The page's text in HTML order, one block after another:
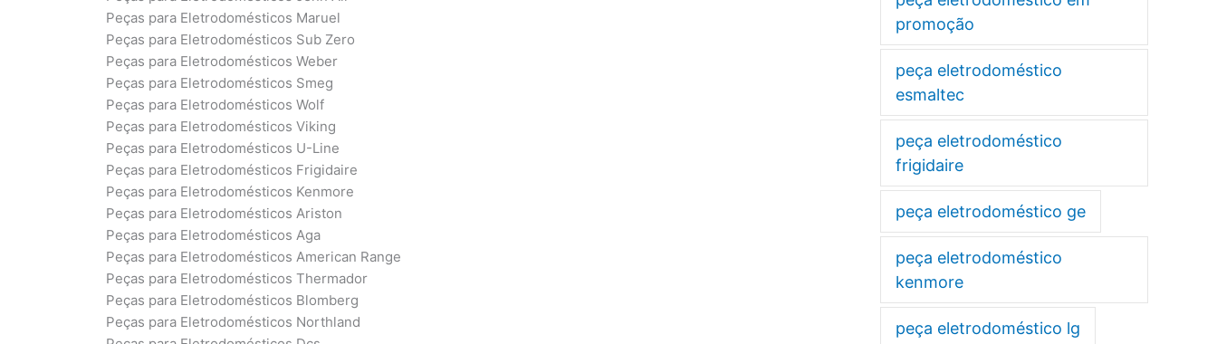
Peças para Eletrodomésticos Maruel
Peças para Eletrodomésticos Sub Zero
Peças para Eletrodomésticos Weber
Peças para Eletrodomésticos Smeg
Peças para Eletrodomésticos Wolf
Peças para Eletrodomésticos Viking
Peças para Eletrodomésticos U-Line
Peças para Eletrodomésticos Frigidaire
Peças para Eletrodomésticos Kenmore
Peças para Eletrodomésticos Ariston
Peças para Eletrodomésticos Aga
Peças para Eletrodomésticos American Range
Peças para Eletrodomésticos Thermador
Peças para Eletrodomésticos Blomberg
Peças para Eletrodomésticos Northland
promoção
peça eletrodoméstico
esmaltec
peça eletrodoméstico
frigidaire
peça eletrodoméstico ge
peça eletrodoméstico
kenmore
peça eletrodoméstico lg